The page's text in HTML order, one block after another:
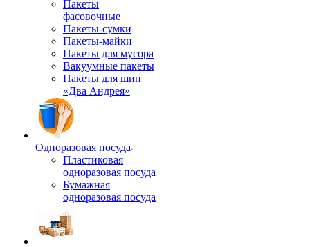
Пакеты
фасовочные
Пакеты-сумки
Пакеты-майки
Пакеты для мусора
Вакуумные пакеты
Пакеты для шин
«Два Андрея»
Одноразовая посуда
Пластиковая
одноразовая посуда
Бумажная
одноразовая посуда